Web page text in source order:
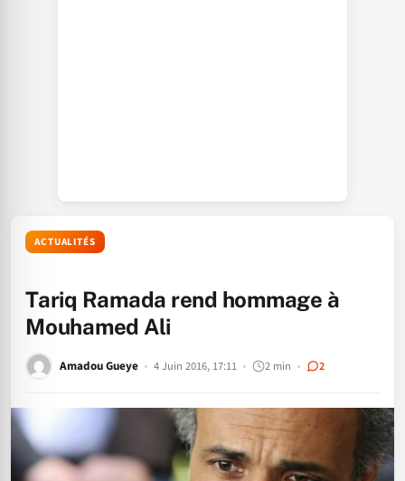
ACTUALITÉS
Tariq Ramada rend hommage à
Mouhamed Ali
Amadou Gueye 4 Juin 2016, 17:11 2 min 2